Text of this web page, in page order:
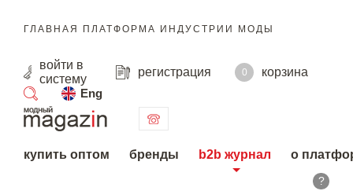
ГЛАВНАЯ ПЛАТФОРМА ИНДУСТРИИ МОДЫ
войти в
систему
регистрация 0
корзина
Eng
поиск
купить оптом бренды b2b журнал о
?